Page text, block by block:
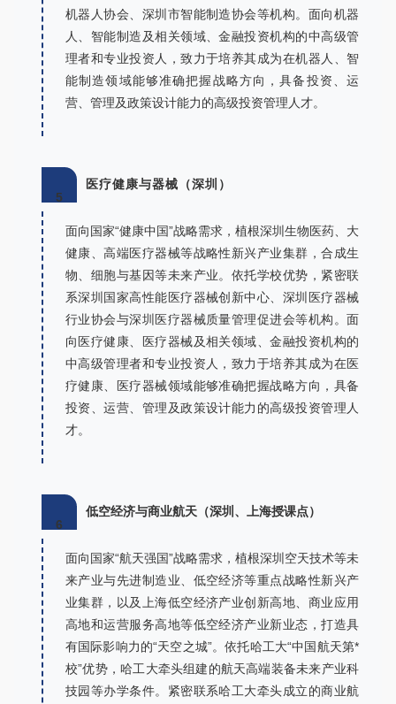
机器人协会、深圳市智能制造协会等机构。面向机器
人、智能制造及相关领域、金融投资机构的中高级管
理者和专业投资人，致力于培养其成为在机器人、智
能制造领域能够准确把握战略方向，具备投资、运
营、管理及政策设计能力的高级投资管理人才。
5
医疗健康与器械（深圳）
面向国家“健康中国”战略需求，植根深圳生物医药、大
健康、高端医疗器械等战略性新兴产业集群，合成生
物、细胞与基因等未来产业。依托学校优势，紧密联
系深圳国家高性能医疗器械创新中心、深圳医疗器械
行业协会与深圳医疗器械质量管理促进会等机构。面
向医疗健康、医疗器械及相关领域、金融投资机构的
中高级管理者和专业投资人，致力于培养其成为在医
疗健康、医疗器械领域能够准确把握战略方向，具备
投资、运营、管理及政策设计能力的高级投资管理人
才。
6
低空经济与商业航天（深圳、上海授课点）
面向国家“航天强国”战略需求，植根深圳空天技术等未
来产业与先进制造业、低空经济等重点战略性新兴产
业集群，以及上海低空经济产业创新高地、商业应用
高地和运营服务高地等低空经济产业新业态，打造具
有国际影响力的“天空之城”。依托哈工大“中国航天第*
校”优势，哈工大牵头组建的航天高端装备未来产业科
技园等办学条件。紧密联系哈工大牵头成立的商业航